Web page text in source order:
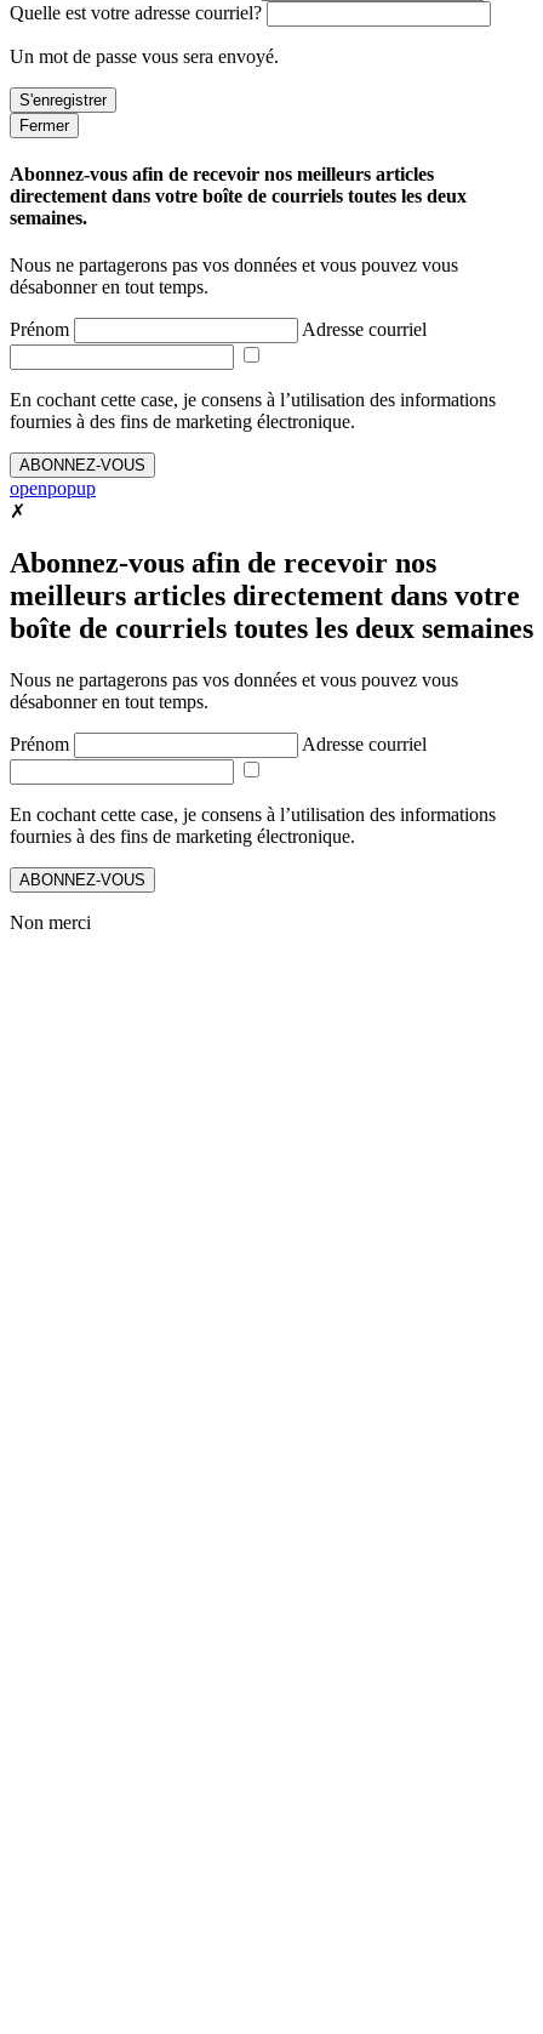
Quelle est votre adresse courriel?
Un mot de passe vous sera envoyé.
Fermer
Abonnez-vous afin de recevoir nos meilleurs articles
directement dans votre boîte de courriels toutes les deux
semaines.
Nous ne partagerons pas vos données et vous pouvez vous
désabonner en tout temps.
Prénom Adresse courriel
En cochant cette case, je consens à l’utilisation des informations
fournies à des fins de marketing électronique.
ABONNEZ-VOUS
openpopup
✗
Abonnez-vous afin de recevoir nos
meilleurs articles directement dans votre
boîte de courriels toutes les deux semaines
Nous ne partagerons pas vos données et vous pouvez vous
désabonner en tout temps.
Prénom Adresse courriel
En cochant cette case, je consens à l’utilisation des informations
fournies à des fins de marketing électronique.
ABONNEZ-VOUS
Non merci